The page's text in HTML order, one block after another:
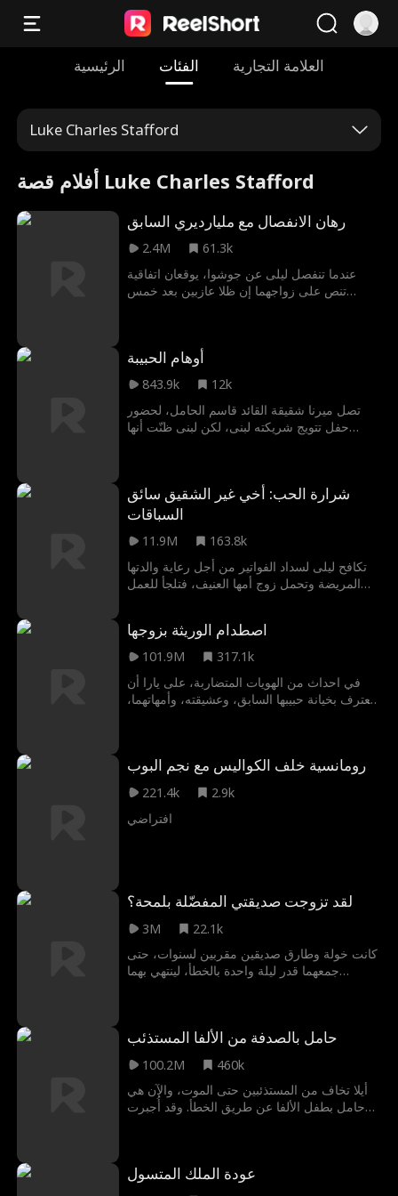
الرئيسية الفئات العلامة التجارية
Luke Charles Stafford
أفلام قصة Luke Charles Stafford
رهان الانفصال مع مليارديري السابق
2.4M
61.3k
عندما تنفصل ليلى عن جوشوا، يوقعان اتفاقية
تنص على زواجهما إن ظلا عازبين بعد خمس
بالوفاء بالعقد، لكن بسبب تدهور حالتها الصحية،
تكذب ليلى وتخبره بأنها مخطوبة. رغم ذلك، يشتعل
الحب بينهما وتستحيل مقاومته. فهل سيكتشف
جوشوا كذبة ليلى؟ وهل يمكنهما تعويض ما فاتهما
ليعودا معاً وينتصر حبهما؟
أوهام الحبيبة
843.9k
12k
تصل ميرنا شقيقة القائد قاسم الحامل، لحضور
حفل تتويج شريكته لبنى، لكن لبنى ظنّت أنها
شرارة الحب: أخي غير الشقيق سائق
السباقات
11.9M
163.8k
تكافح ليلى لسداد الفواتير من أجل رعاية والدتها
المريضة وتحمل زوج أمها العنيف، فتلجأ للعمل
بأشهر وأخطر متسابق شوارع في العالم--أخيها
اصطدام الوريثة بزوجها
101.9M
317.1k
في احداث من الهويات المتضاربة، على يارا أن
تعترف بخيانة حبيبها السابق، وعشيقته، وأمهاتهما،
جميعًا؟
رومانسية خلف الكواليس مع نجم البوب
221.4k
2.9k
افتراضي
لقد تزوجت صديقتي المفضّلة بلمحة؟
3M
22.1k
كانت خولة وطارق صديقين مقربين لسنوات، حتى
جمعهما قدر ليلة واحدة بالخطأ، لينتهي بهما
تكتشف أن طارقًا هو في الواقع رئيس تنفيذي
حامل بالصدفة من الألفا المستذئب
100.2M
460k
أيلا تخاف من المستذئبين حتى الموت، والآن هي
حامل بطفل الألفا عن طريق الخطأ. وقد أُجبرت
عودة الملك المتسول